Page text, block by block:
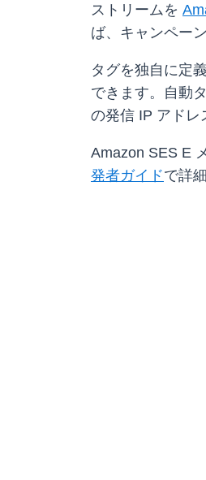
ストリームを
ば、キャンペー
タグを独自に定
できます。自動
の発信 IP アドレ
Amazon SES E
発者ガイドで詳